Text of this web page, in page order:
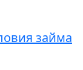
займа